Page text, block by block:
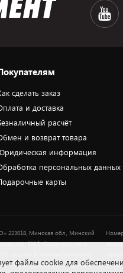
сделать заказ
и доставка
расчёт
и возврат товара
информация
персональных данных
карты
223018, Минская обл., Минский
оф. 503.1. Свидетельство о
УНП 100183195. Режим работы
файлы cookie для